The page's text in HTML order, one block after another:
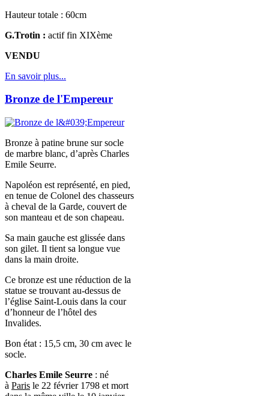
Hauteur totale : 60cm
G.Trotin : actif fin XIXème
VENDU
En savoir plus...
Bronze de l'Empereur
Bronze à patine brune sur socle
de marbre blanc, d’après Charles
Emile Seurre.
Napoléon est représenté, en pied,
en tenue de Colonel des chasseurs
à cheval de la Garde, couvert de
son manteau et de son chapeau.
Sa main gauche est glissée dans
son gilet. Il tient sa longue vue
dans la main droite.
Ce bronze est une réduction de la
statue se trouvant au-dessus de
l’église Saint-Louis dans la cour
d’honneur de l’hôtel des
Invalides.
Bon état : 15,5 cm, 30 cm avec le
socle.
Charles Emile Seurre : né
à Paris le 22 février 1798 et mort